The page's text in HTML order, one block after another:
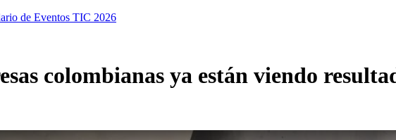
de Eventos TIC 2026
colombianas ya están viendo